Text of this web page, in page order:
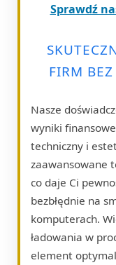
Sprawdź
FIRM
Nasze
wyniki
techniczny i
zaawansowane
co daje Ci
bezbłędnie na
komputerach.
ładowania w
element